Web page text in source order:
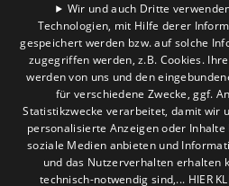
lässt sich durch
auch bares Geld sparen.
Die Hansgrohe Gruppe
ausdrücklich zu den
Umwelt- und
prägen das gesamte
Wir und auch Dritte
Technologien, mit Hilfe derer
gespeichert werden bzw. auf solche
zugegriffen werden, z.B. Cookies.
werden von uns und den
für verschiedene Zwecke, ggf.
Statistikzwecke verarbeitet, damit wir
personalisierte Anzeigen oder
soziale Medien anbieten und
und das Nutzerverhalten erhalten
technisch-notwendig sind,... HIER